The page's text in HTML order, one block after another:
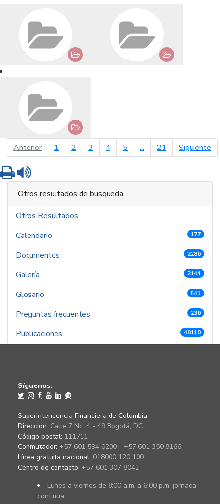
Anteriorpágina anterior
1 2 3 4 5 ... 21 Siguiente
Imprimir
Otros resultados de busqueda
Otros Resultados
Calendario
177
Documentos 2286
Galería 2144
Glosario 541
Preguntas frecuentes 236
Publicaciones 40110
Síguenos:
Superintendencia Financiera de Colombia
Dirección: Calle 7 No. 4 - 49 Bogotá, D.C.
Código postal: 111711
Conmutador: +57 601 594 0200 - +57 601 350 8166
Línea gratuita nacional: 018000 120 100
Centro de contacto: +57 601 307 8042
Lunes a viernes de 8:00 a.m. a 6:00 p.m. jornada
continua.